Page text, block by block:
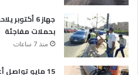
جهاز 6
بحملات مفاجئة
منذ 7 ساعات